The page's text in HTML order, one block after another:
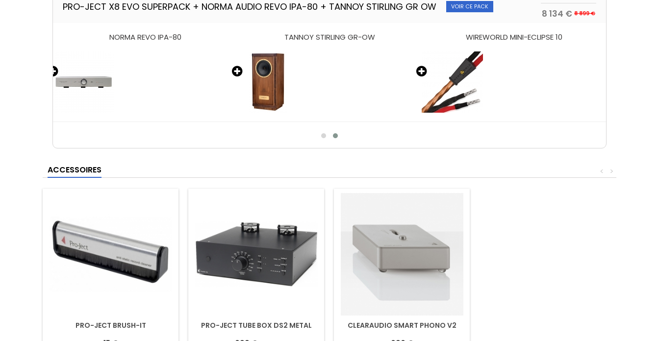
PRO-JECT X8 EVO SUPERPACK + NORMA AUDIO REVO IPA-80 + TANNOY STIRLING GR OW VOIR CE PACK
8 134 € 8 899 €
NORMA REVO IPA-80 TANNOY STIRLING GR-OW WIREWORLD MINI-ECLIPSE 10
ACCESSOIRES >
<
PRO-JECT BRUSH-IT PRO-JECT TUBE BOX DS2 METAL CLEARAUDIO SMART PHONO V2